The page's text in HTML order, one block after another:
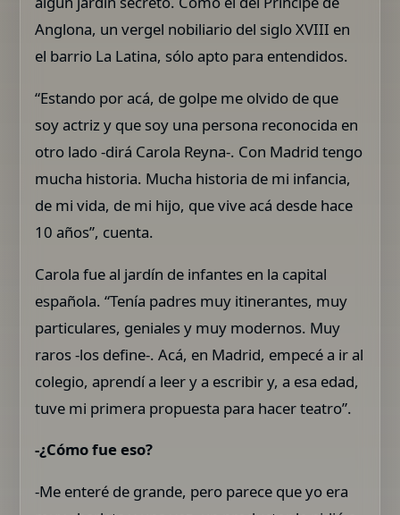
Anglona, un vergel nobiliario del siglo XVIII en
el barrio La Latina, sólo apto para entendidos.
“Estando por acá, de golpe me olvido de que
soy actriz y que soy una persona reconocida en
otro lado -dirá Carola Reyna-. Con Madrid tengo
mucha historia. Mucha historia de mi infancia,
de mi vida, de mi hijo, que vive acá desde hace
10 años”, cuenta.
Carola fue al jardín de infantes en la capital
española. “Tenía padres muy itinerantes, muy
particulares, geniales y muy modernos. Muy
raros -los define-. Acá, en Madrid, empecé a ir al
colegio, aprendí a leer y a escribir y, a esa edad,
tuve mi primera propuesta para hacer teatro”.
-¿Cómo fue eso?
-Me enteré de grande, pero parece que yo era